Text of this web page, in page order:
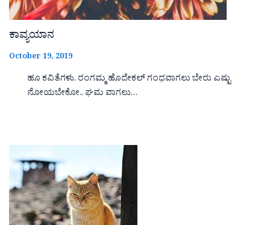
ಕಾವ್ಯಯಾನ
October 19, 2019
ಹೂ ಕವಿತೆಗಳು. ರಂಗಮ್ಮ ಹೊದೇಕಲ್ ಗಂಧವಾಗಲು ಬೇರು ಎಷ್ಟು
ನೋಯಬೇಕೋ.. ಘಮ ವಾಗಲು…